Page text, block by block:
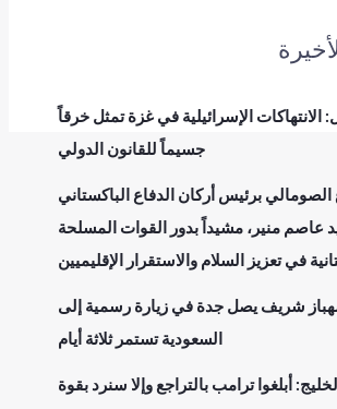
الإسرائيلية في غزة تمثل خرقاً
جسيماً للقانون الدولي
الصومالي برئيس أركان الدفاع الباكستاني
عاصم منير، مشيداً بدور القوات المسلحة
في تعزيز السلام والاستقرار الإقليميين
شريف يصل جدة في زيارة رسمية إلى
السعودية تستمر ثلاثة أيام
أبلغوا ترامب بالتراجع وإلا سنرد بقوة